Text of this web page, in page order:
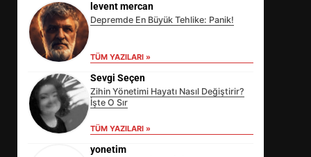
levent mercan
Depremde En Büyük Tehlike: Panik!
TÜM YAZILARI »
Sevgi Seçen
Zihin Yönetimi Hayatı Nasıl Değiştirir?
İşte O Sır
TÜM YAZILARI »
yonetim